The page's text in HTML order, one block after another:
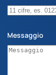
Messaggio